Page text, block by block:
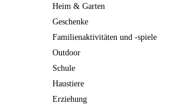
Heim & Garten
Geschenke
Familienaktivitäten und -spiele
Outdoor
Schule
Haustiere
Erziehung